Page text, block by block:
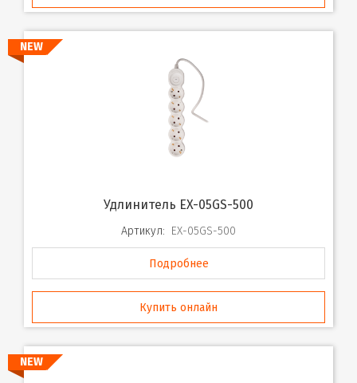
NEW
Удлинитель EX-05GS-500
Артикул: EX-05GS-500
Подробнее
Купить онлайн
NEW